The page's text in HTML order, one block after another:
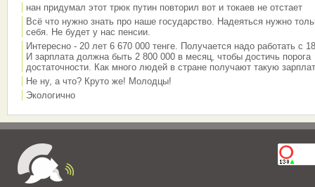
нан придумал этот трюк путин повторил вот и токаев не отстает
Всё что нужно знать про наше государство. Надеяться нужно
себя. Не будет у нас пенсии.
Интересно - 20 лет 6 670 000 тенге. Получается надо работать с
И зарплата должна быть 2 800 000 в месяц, чтобы достичь порога
достаточности. Как много людей в стране получают такую
Не ну, а что? Круто же! Молодцы!
Экологично